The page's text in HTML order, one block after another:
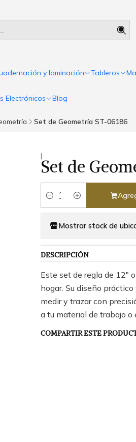
y laminación Tableros
Electrónicos Blog
Set de Geometría ST-06186
|
Set de
Cantidad
Mostrar stock de
DESCRIPCIÓN
Este set de regla de 12"
hogar. Su diseño
medir y trazar con
a tu material de trabajo o
COMPARTIR ESTE